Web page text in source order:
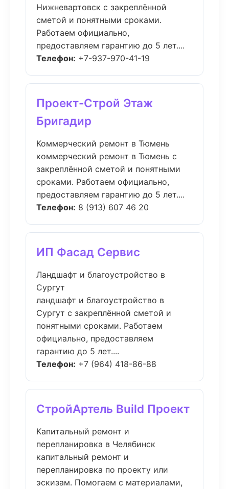
Нижневартовск с закреплённой
сметой и понятными сроками.
Работаем официально,
предоставляем гарантию до 5 лет....
Телефон: +7-937-970-41-19
Проект-Строй Этаж
Бригадир
Коммерческий ремонт в Тюмень
коммерческий ремонт в Тюмень с
закреплённой сметой и понятными
сроками. Работаем официально,
предоставляем гарантию до 5 лет....
Телефон: 8 (913) 607 46 20
ИП Фасад Сервис
Ландшафт и благоустройство в
Сургут
ландшафт и благоустройство в
Сургут с закреплённой сметой и
понятными сроками. Работаем
официально, предоставляем
гарантию до 5 лет....
Телефон: +7 (964) 418-86-88
СтройАртель Build Проект
Капитальный ремонт и
перепланировка в Челябинск
капитальный ремонт и
перепланировка по проекту или
эскизам. Помогаем с материалами,